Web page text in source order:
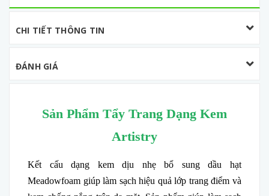
CHI TIẾT THÔNG TIN
ĐÁNH GIÁ
Sản Phẩm Tẩy Trang Dạng Kem
Artistry
Kết cấu dạng kem dịu nhẹ bổ sung dầu hạt
Meadowfoam giúp làm sạch hiệu quả lớp trang điểm và